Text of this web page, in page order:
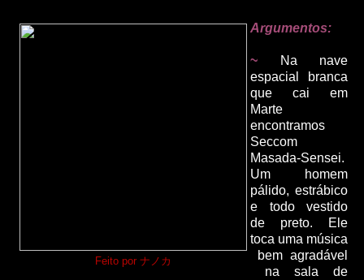
Feito por ナノカ
Argumentos:
~ Na nave
espacial branca
que cai em
Marte
encontramos
Seccom
Masada-Sensei.
Um homem
pálido, estrábico
e todo vestido
de preto. Ele
toca uma música
bem agradável
na sala de